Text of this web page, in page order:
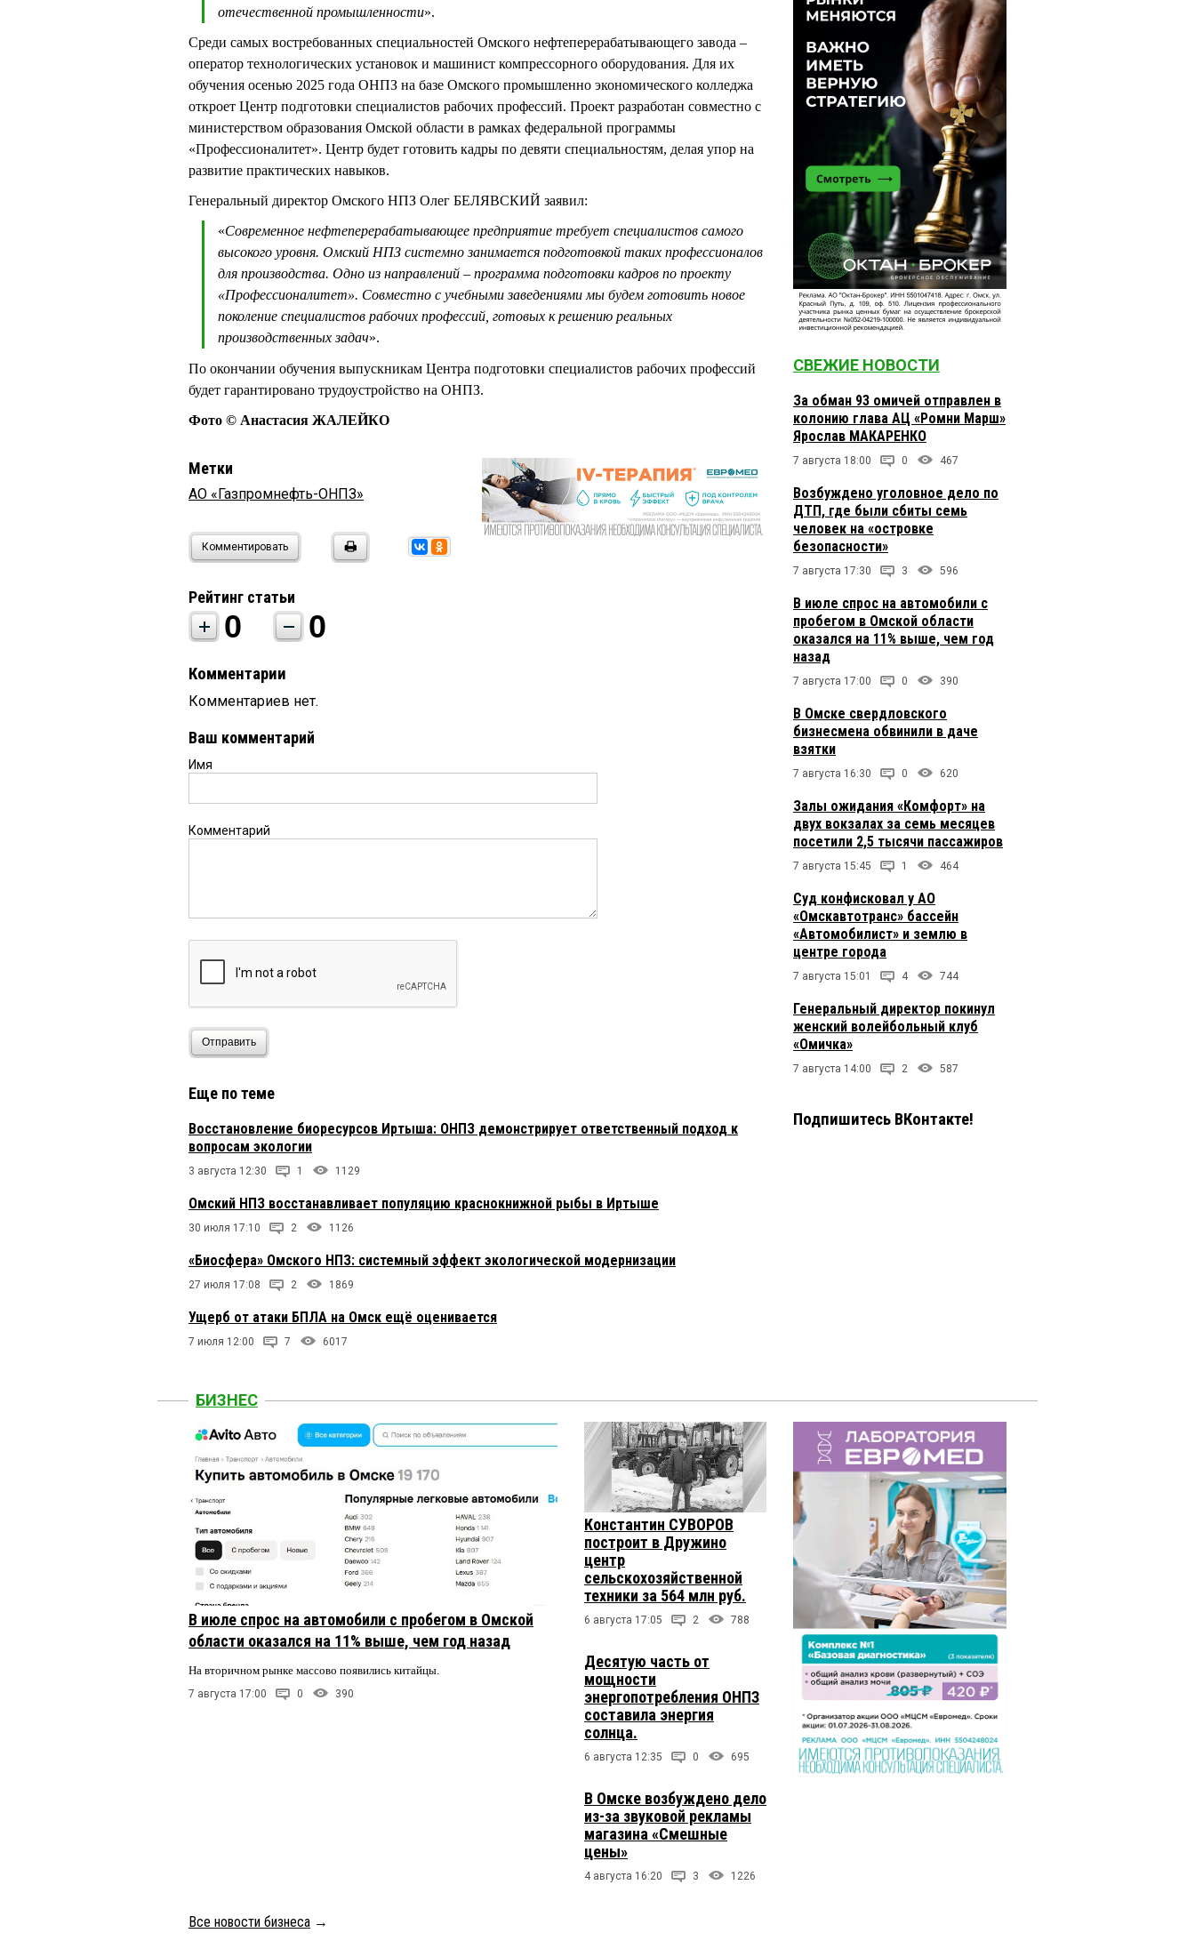
отечественной промышленности».
Среди самых востребованных специальностей Омского нефтеперерабатывающего завода –
оператор технологических установок и машинист компрессорного оборудования. Для их
обучения осенью 2025 года ОНПЗ на базе Омского промышленно экономического колледжа
откроет Центр подготовки специалистов рабочих профессий. Проект разработан совместно с
министерством образования Омской области в рамках федеральной программы
«Профессионалитет». Центр будет готовить кадры по девяти специальностям, делая упор на
развитие практических навыков.
Генеральный директор Омского НПЗ Олег БЕЛЯВСКИЙ заявил:
«Современное нефтеперерабатывающее предприятие требует специалистов самого
высокого уровня. Омский НПЗ системно занимается подготовкой таких профессионалов
для производства. Одно из направлений – программа подготовки кадров по проекту
«Профессионалитет». Совместно с учебными заведениями мы будем готовить новое
поколение специалистов рабочих профессий, готовых к решению реальных
производственных задач».
По окончании обучения выпускникам Центра подготовки специалистов рабочих профессий
будет гарантировано трудоустройство на ОНПЗ.
Фото © Анастасия ЖАЛЕЙКО
Метки
АО «Газпромнефть-ОНПЗ»
Комментировать
Рейтинг статьи
0 0
Комментарии
Комментариев нет.
Ваш комментарий
Имя
Комментарий
Отправить
Еще по теме
Восстановление биоресурсов Иртыша: ОНПЗ демонстрирует ответственный подход к
вопросам экологии
3 августа 12:30 1 1129
Омский НПЗ восстанавливает популяцию краснокнижной рыбы в Иртыше
30 июля 17:10 2 1126
«Биосфера» Омского НПЗ: системный эффект экологической модернизации
27 июля 17:08 2 1869
Ущерб от атаки БПЛА на Омск ещё оценивается
7 июля 12:00 7 6017
СВЕЖИЕ НОВОСТИ
За обман 93 омичей отправлен в
колонию глава АЦ «Ромни Марш»
Ярослав МАКАРЕНКО
7 августа 18:00 0 467
Возбуждено уголовное дело по
ДТП, где были сбиты семь
человек на «островке
безопасности»
7 августа 17:30 3 596
В июле спрос на автомобили с
пробегом в Омской области
оказался на 11% выше, чем год
назад
7 августа 17:00 0 390
В Омске свердловского
бизнесмена обвинили в даче
взятки
7 августа 16:30 0 620
Залы ожидания «Комфорт» на
двух вокзалах за семь месяцев
посетили 2,5 тысячи пассажиров
7 августа 15:45 1 464
Суд конфисковал у АО
«Омскавтотранс» бассейн
«Автомобилист» и землю в
центре города
7 августа 15:01 4 744
Генеральный директор покинул
женский волейбольный клуб
«Омичка»
7 августа 14:00 2 587
Подпишитесь ВКонтакте!
БИЗНЕС
В июле спрос на автомобили с пробегом в Омской
области оказался на 11% выше, чем год назад
На вторичном рынке массово появились китайцы.
7 августа 17:00 0 390
Константин СУВОРОВ
построит в Дружино
центр
сельскохозяйственной
техники за 564 млн руб.
6 августа 17:05 2 788
Десятую часть от
мощности
энергопотребления ОНПЗ
составила энергия
солнца.
6 августа 12:35 0 695
В Омске возбуждено дело
из-за звуковой рекламы
магазина «Смешные
цены»
4 августа 16:20 3 1226
Все новости бизнеса →